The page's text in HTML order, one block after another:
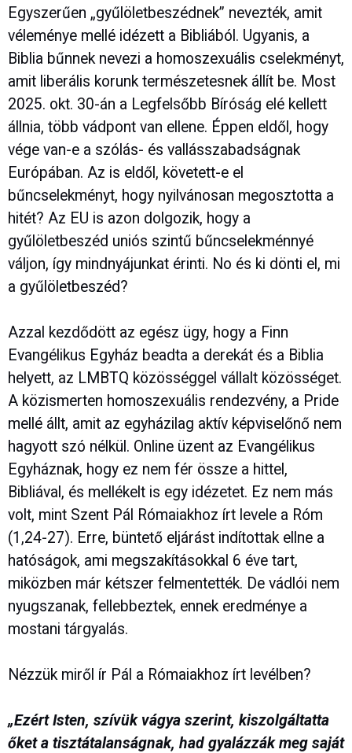
Egyszerűen „gyűlöletbeszédnek” nevezték, amit
véleménye mellé idézett a Bibliából. Ugyanis, a
Biblia bűnnek nevezi a homoszexuális cselekményt,
amit liberális korunk természetesnek állít be. Most
2025. okt. 30-án a Legfelsőbb Bíróság elé kellett
állnia, több vádpont van ellene. Éppen eldől, hogy
vége van-e a szólás- és vallásszabadságnak
Európában. Az is eldől, követett-e el
bűncselekményt, hogy nyilvánosan megosztotta a
hitét? Az EU is azon dolgozik, hogy a
gyűlöletbeszéd uniós szintű bűncselekménnyé
váljon, így mindnyájunkat érinti. No és ki dönti el, mi
a gyűlöletbeszéd?
Azzal kezdődött az egész ügy, hogy a Finn
Evangélikus Egyház beadta a derekát és a Biblia
helyett, az LMBTQ közösséggel vállalt közösséget.
A közismerten homoszexuális rendezvény, a Pride
mellé állt, amit az egyházilag aktív képviselőnő nem
hagyott szó nélkül. Online üzent az Evangélikus
Egyháznak, hogy ez nem fér össze a hittel,
Bibliával, és mellékelt is egy idézetet. Ez nem más
volt, mint Szent Pál Rómaiakhoz írt levele a Róm
(1,24-27). Erre, büntető eljárást indítottak ellne a
hatóságok, ami megszakításokkal 6 éve tart,
miközben már kétszer felmentették. De vádlói nem
nyugszanak, fellebbeztek, ennek eredménye a
mostani tárgyalás.
Nézzük miről ír Pál a Rómaiakhoz írt levélben?
„Ezért Isten, szívük vágya szerint, kiszolgáltatta
őket a tisztátalanságnak, had gyalázzák meg saját